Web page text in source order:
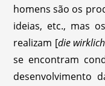
homens são os
ideias, etc., mas
realizam [die
se encontram
desenvolvimento